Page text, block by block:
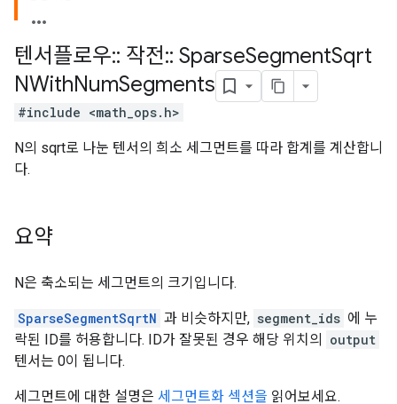
텐서플로우:: 작전:: SparseSegmentSqrt
NWithNumSegments
#include <math_ops.h>
N의 sqrt로 나눈 텐서의 희소 세그먼트를 따라 합계를 계산합니
다.
요약
N은 축소되는 세그먼트의 크기입니다.
SparseSegmentSqrtN 과 비슷하지만, segment_ids 에 누
락된 ID를 허용합니다. ID가 잘못된 경우 해당 위치의
output
텐서는 0이 됩니다.
세그먼트에 대한 설명은 세그먼트화 섹션을 읽어보세요.